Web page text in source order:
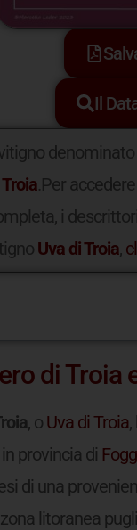
Il
denominato
.Per
i
Uva di Troia,
di Troia
, o Uva di Troia,
provincia di
di una
litoranea